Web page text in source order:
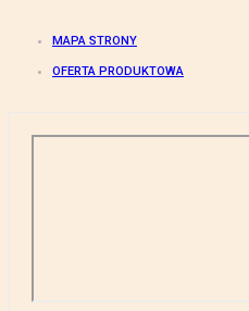
MAPA STRONY
OFERTA PRODUKTOWA